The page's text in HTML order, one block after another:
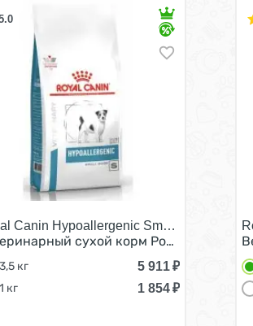
непереносимостью 14 кг
для собак с Пищевой
Canin Hypoallergenic Small Dog HSD24/
сухой корм Роял Канин
3,5 кг 5 911₽
1 кг
1 854₽